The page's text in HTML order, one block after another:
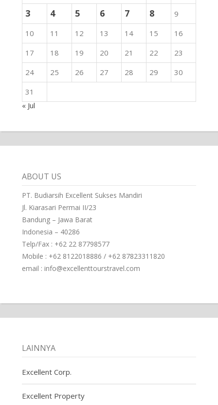
3 4 5 6 7 8
9
10
11 12 13 14 15
16
17
18 19 20 21 22
23
24
25 26 27 28 29
30
31
« Jul
ABOUT US
PT. Budiarsih Excellent Sukses Mandiri
Jl. Kiarasari Permai II/23
Bandung – Jawa Barat
Indonesia – 40286
Telp/Fax : +62 22 87798577
Mobile : +62 8122018886 / +62 87823311820
email : info@excellenttourstravel.com
LAINNYA
Excellent Corp.
Excellent Property